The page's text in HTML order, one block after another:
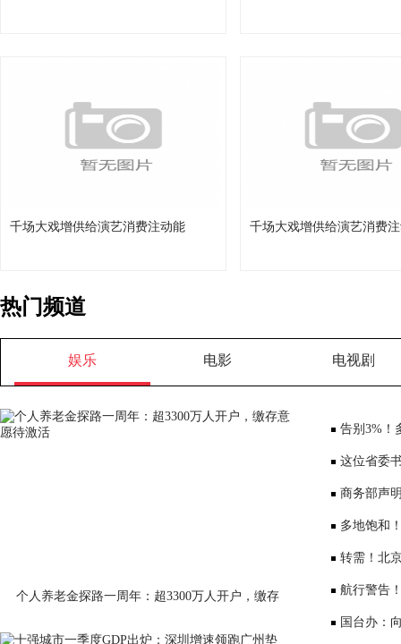
千场大戏增供给演艺消费注动能 千场大戏增供给演艺消费
热门频道
娱乐 电影 电视剧
个人养老金探路一周年：超3300万人开户，缴存
告别3%！
将少3000元
这位省委
部、10位女
商务部声
大会”
多地饱和
序竞争仍是
转需！北
公布
航行警告
国台办：